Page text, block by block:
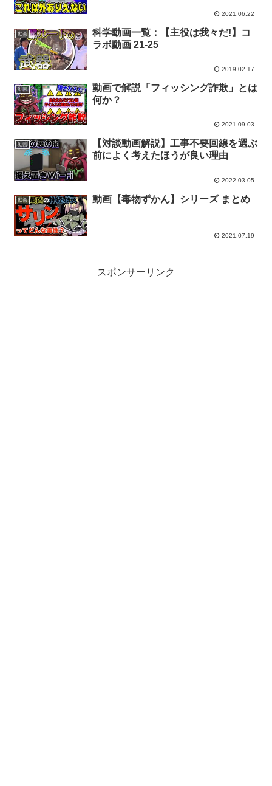
2021.06.22
動画
科学動画一覧：【主役は我々だ!】コ
ラボ動画 21-25
2019.02.17
動画
動画で解説「フィッシング詐欺」とは
何か？
2021.09.03
動画
【対談動画解説】工事不要回線を選ぶ
前によく考えたほうが良い理由
2022.03.05
動画 動画【毒物ずかん】シリーズ まとめ
2021.07.19
スポンサーリンク